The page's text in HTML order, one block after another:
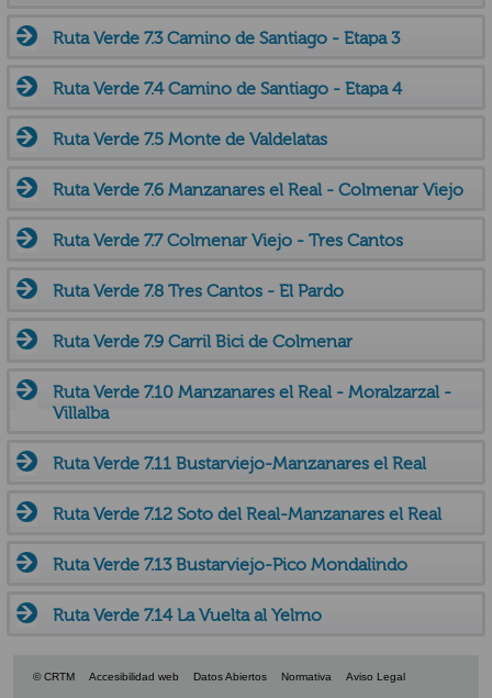
Ruta Verde 7.3 Camino de Santiago - Etapa 3
Ruta Verde 7.4 Camino de Santiago - Etapa 4
Ruta Verde 7.5 Monte de Valdelatas
Ruta Verde 7.6 Manzanares el Real - Colmenar Viejo
Ruta Verde 7.7 Colmenar Viejo - Tres Cantos
Ruta Verde 7.8 Tres Cantos - El Pardo
Ruta Verde 7.9 Carril Bici de Colmenar
Ruta Verde 7.10 Manzanares el Real - Moralzarzal -
Villalba
Ruta Verde 7.11 Bustarviejo-Manzanares el Real
Ruta Verde 7.12 Soto del Real-Manzanares el Real
Ruta Verde 7.13 Bustarviejo-Pico Mondalindo
Ruta Verde 7.14 La Vuelta al Yelmo
© CRTM Accesibilidad web Datos Abiertos Normativa Aviso Legal